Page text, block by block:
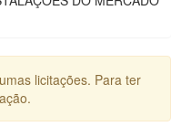
licitações. Para ter